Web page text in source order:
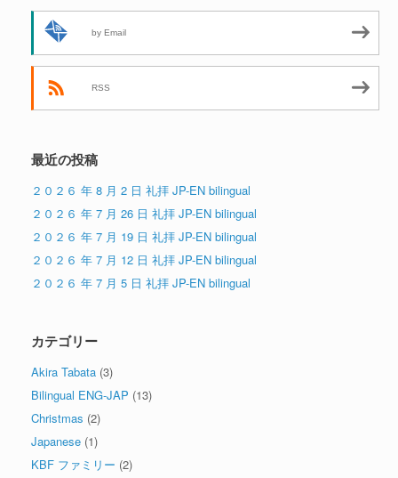
by Email
RSS
最近の投稿
２０２６ 年 8 月 2 日 礼拝 JP-EN bilingual
２０２６ 年 7 月 26 日 礼拝 JP-EN bilingual
２０２６ 年 7 月 19 日 礼拝 JP-EN bilingual
２０２６ 年 7 月 12 日 礼拝 JP-EN bilingual
２０２６ 年 7 月 5 日 礼拝 JP-EN bilingual
カテゴリー
Akira Tabata (3)
Bilingual ENG-JAP (13)
Christmas (2)
Japanese (1)
KBF ファミリー (2)